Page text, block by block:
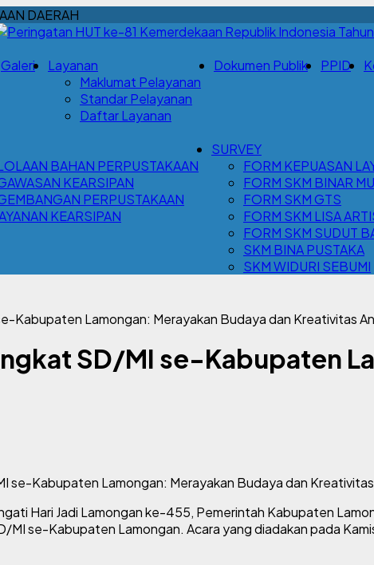
DAERAH
Galeri
Layanan
Maklumat Pelayanan
Standar Pelayanan
Daftar Layanan
Dokumen Publik PPID
BAHAN PERPUSTAKAAN
KEARSIPAN
PERPUSTAKAAN
KEARSIPAN
SURVEY
FORM KEPUASAN
FORM SKM BINAR
FORM SKM GTS
FORM SKM LISA
FORM SKM SUDUT
SKM BINA PUSTAKA
SKM WIDURI SEBUMI
Kabupaten Lamongan: Merayakan Budaya dan Kreativitas
SD/MI se-Kabupaten
Hari Jadi Lamongan ke-455, Pemerintah Kabupaten
se-Kabupaten Lamongan. Acara yang diadakan pada